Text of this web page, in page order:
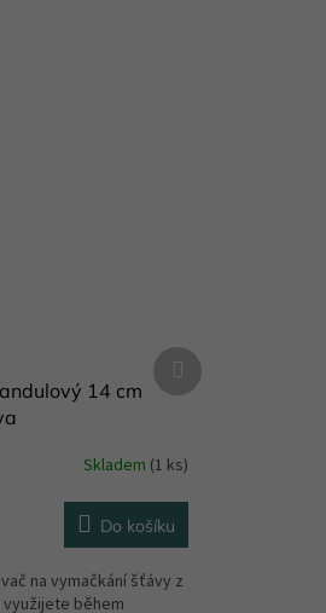
14 cm
Skladem (1 ks)
Do košíku
na vymačkání šťávy z
využijete během
Další
produkt